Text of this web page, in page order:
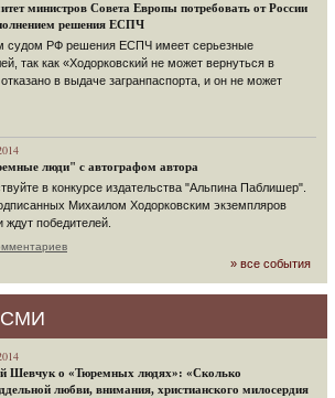
министров Совета Европы потребовать от России
решения ЕСПЧ
судом РФ решения ЕСПЧ имеет серьезные
так как «Ходорковский не может вернуться в
в выдаче загранпаспорта, и он не может
люди" с автографом автора
в конкурсе издательства "Альпина Паблишер".
Михаилом Ходорковским экземпляров
ждут победителей.
» все события
СМИ
Шевчук о «Тюремных людях»: «Сколько
любви, внимания, христианского милосердия